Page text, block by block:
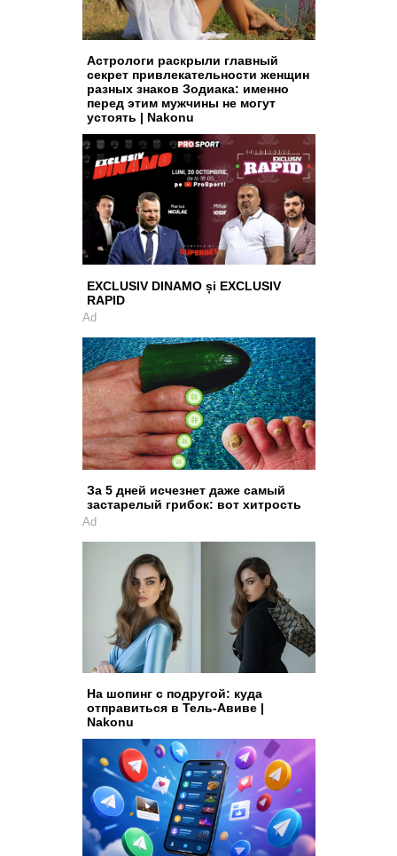
Астрологи раскрыли главный
секрет привлекательности женщин
разных знаков Зодиака: именно
перед этим мужчины не могут
устоять | Nakonu
EXCLUSIV DINAMO și EXCLUSIV
RAPID
Ad
За 5 дней исчезнет даже самый
застарелый грибок: вот хитрость
Ad
На шопинг с подругой: куда
отправиться в Тель-Авиве |
Nakonu